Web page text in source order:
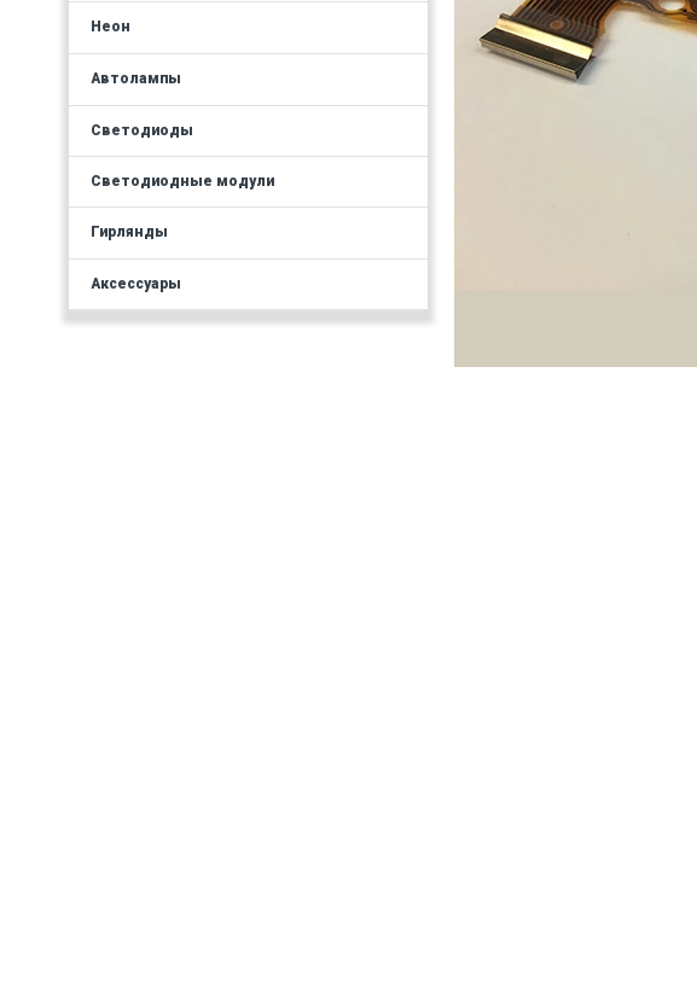
Неон
Автолампы
Светодиоды
Светодиодные модули
Гирлянды
Аксессуары